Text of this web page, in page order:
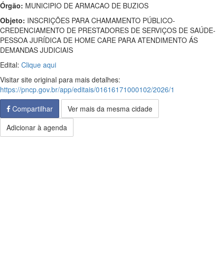
Órgão: MUNICIPIO DE ARMACAO DE BUZIOS
Objeto: INSCRIÇÕES PARA CHAMAMENTO PÚBLICO-
CREDENCIAMENTO DE PRESTADORES DE SERVIÇOS DE SAÚDE-
PESSOA JURÍDICA DE HOME CARE PARA ATENDIMENTO ÁS
DEMANDAS JUDICIAIS
Edital: Clique aqui
Visitar site original para mais detalhes:
https://pncp.gov.br/app/editais/01616171000102/2026/1
Compartilhar
Ver mais da mesma cidade
Adicionar à agenda